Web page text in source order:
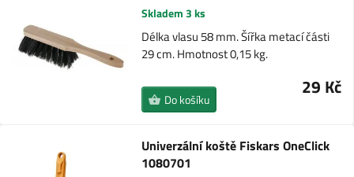
Skladem 3 ks
Délka vlasu 58 mm. Šířka metací části
29 cm. Hmotnost 0,15 kg.
29 Kč
Do košíku
Univerzální koště Fiskars OneClick
1080701